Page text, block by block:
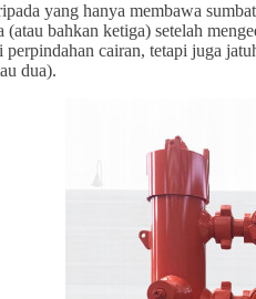
yang hanya membawa
bahkan ketiga) setelah
cairan, tetapi juga
dua).